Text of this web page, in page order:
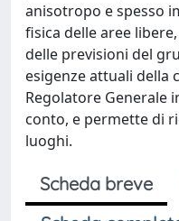
anisotropo e spesso
fisica delle aree
delle previsioni del
esigenze attuali della
Regolatore Generale
conto, e permette di
luoghi.
Scheda breve